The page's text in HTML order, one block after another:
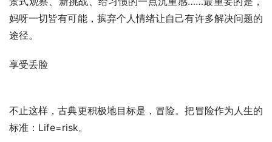
妈呀一切皆有可能，摈弃个人情绪让自己有许多解决问题的
途径。
享受丢脸
不止这样，古典更积极地目标是，冒险。把冒险作为人生的
标准：Life=risk。